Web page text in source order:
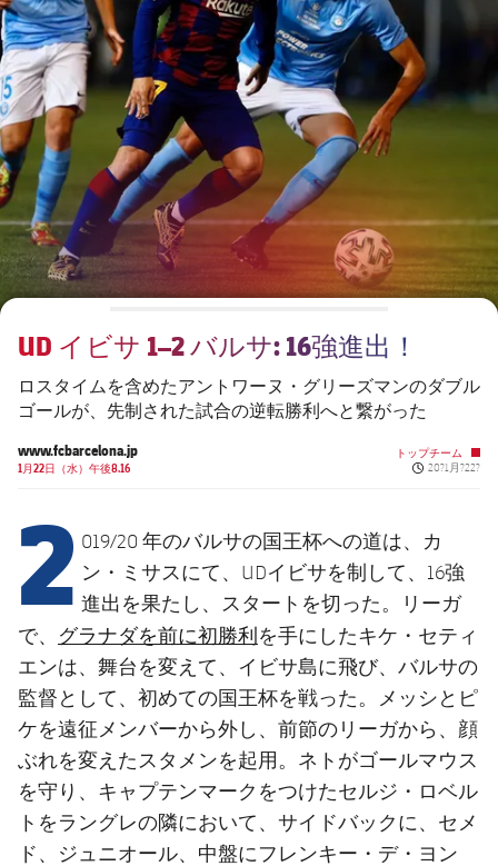
バルサアカデミー
plusicon
label.aria.plus
10年毎
会長
レジェンド
監督
plusicon
label.aria.plus
プレスパス
Facilities
plusicon
label.aria.plus
スケジュール
チケット
結果
順位表
バルサAtlètic
plusicon
label.aria.plus
スケジュール
チケット
結果
順位表
PLUSICON
LABEL.ARIA.PLUS
トップチーム
plusicon
label.aria.plus
スケジュール
チケット
結果
順位表
PLUSICON
LABEL.ARIA.PLUS
トップチーム
スケジュール
チケット
結果
PLUSICON
LABEL.ARIA.PLUS
トップチーム
スケジュール
チケット
結果
順位表
トップチーム
plusicon
label.aria.plus
スケジュール
チケット
結果
順位表
UD イビサ 1–2 バルサ: 16強進出！
ロスタイムを含めたアントワーヌ・グリーズマンのダブル
ゴールが、先制された試合の逆転勝利へと繋がった
www.fcbarcelona.jp
1月22日（水）午後8.16
トップチーム
Published
20?1月?22?
2 019/20 年のバルサの国王杯への道は、カ
ン・ミサスにて、UDイビサを制して、16強
進出を果たし、スタートを切った。リーガ
で、 グラナダを前に初勝利を手にしたキケ・セティ
エンは、舞台を変えて、イビサ島に飛び、バルサの
監督として、初めての国王杯を戦った。メッシとピ
ケを遠征メンバーから外し、前節のリーガから、顔
ぶれを変えたスタメンを起用。ネトがゴールマウス
を守り、キャプテンマークをつけたセルジ・ロベル
トをラングレの隣において、サイドバックに、セメ
ド、ジュニオール、中盤にフレンキー・デ・ヨン